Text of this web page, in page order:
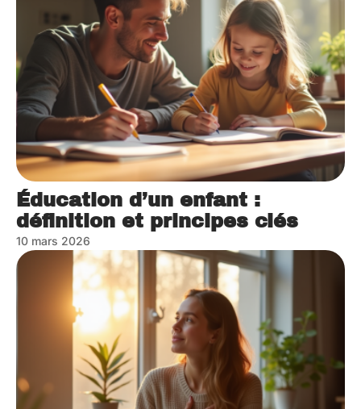
Éducation d’un enfant :
définition et principes clés
10 mars 2026